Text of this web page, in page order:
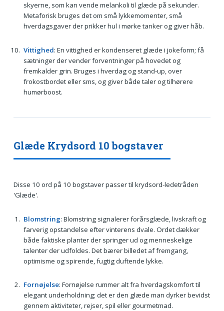
skyerne, som kan vende melankoli til glæde på sekunder.
Metaforisk bruges det om små lykkemomenter, små
hverdagsgaver der prikker hul i mørke tanker og giver håb.
Vittighed: En vittighed er kondenseret glæde i jokeform; få
sætninger der vender forventninger på hovedet og
fremkalder grin. Bruges i hverdag og stand-up, over
frokostbordet eller sms, og giver både taler og tilhørere
humørboost.
Glæde Krydsord 10 bogstaver
Disse 10 ord på 10 bogstaver passer til krydsord-ledetråden
'Glæde'.
Blomstring: Blomstring signalerer forårsglæde, livskraft og
farverig opstandelse efter vinterens dvale. Ordet dækker
både faktiske planter der springer ud og menneskelige
talenter der udfoldes. Det bærer billedet af fremgang,
optimisme og spirende, fugtig duftende lykke.
Fornøjelse: Fornøjelse rummer alt fra hverdagskomfort til
elegant underholdning; det er den glæde man dyrker bevidst
gennem aktiviteter, rejser, spil eller gourmetmad.